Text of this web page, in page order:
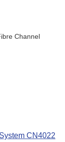
Channel
CN4022